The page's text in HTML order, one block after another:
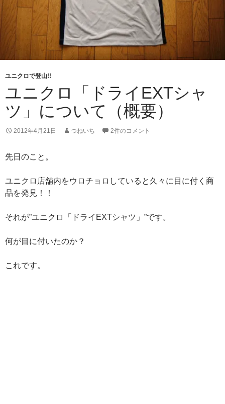
ユニクロで登山!!
ユニクロ「ドライEXTシャ
ツ」について（概要）
2012年4月21日 つねいち 2件のコメント
先日のこと。
ユニクロ店舗内をウロチョロしていると久々に目に付く商
品を発見！！
それが”ユニクロ「ドライEXTシャツ」”です。
何が目に付いたのか？
これです。